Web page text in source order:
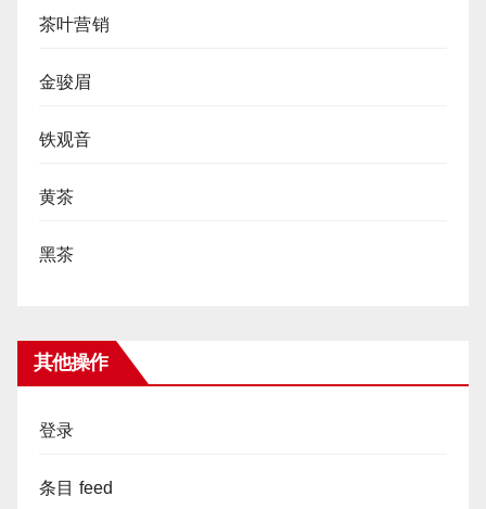
茶叶营销
金骏眉
铁观音
黄茶
黑茶
其他操作
登录
条目 feed